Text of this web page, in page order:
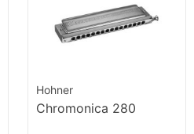
Hohner
Chromonica 280